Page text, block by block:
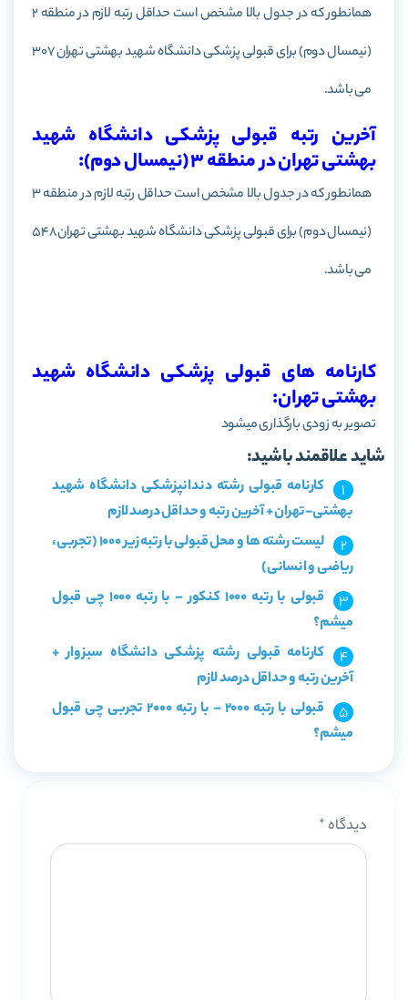
همانطور که در جدول بالا مشخص است حداقل رتبه لازم در منطقه 2
(نیمسال دوم) برای قبولی پزشکیدانشگاه شهید بهشتی تهران307
می باشد.
آخرین رتبه قبولی پزشکی دانشگاه شهید
بهشتی تهران در منطقه 3 (نیمسال دوم):
همانطور که در جدول بالا مشخص است حداقل رتبه لازم در منطقه 3
(نیمسال دوم)برای قبولی پزشکیدانشگاه شهید بهشتی تهران548
می باشد.
کارنامه های قبولی پزشکی دانشگاه شهید
بهشتی تهران:
تصویر به زودی بارگذاری میشود
شاید علاقمند باشید:
کارنامه قبولی رشته دندانپزشکی دانشگاه شهید
بهشتی-تهران + آخرین رتبه و حداقل درصد لازم
لیست رشته ها و محل قبولی با رتبه زیر 1000 (تجربی،
ریاضی و انسانی)
قبولی با رتبه 1000 کنکور – با رتبه 1000 چی قبول
میشم؟
کارنامه قبولی رشته پزشکی دانشگاه سبزوار +
آخرین رتبه و حداقل درصد لازم
قبولی با رتبه 2000 – با رتبه 2000 تجربی چی قبول
میشم؟
دیدگاه *